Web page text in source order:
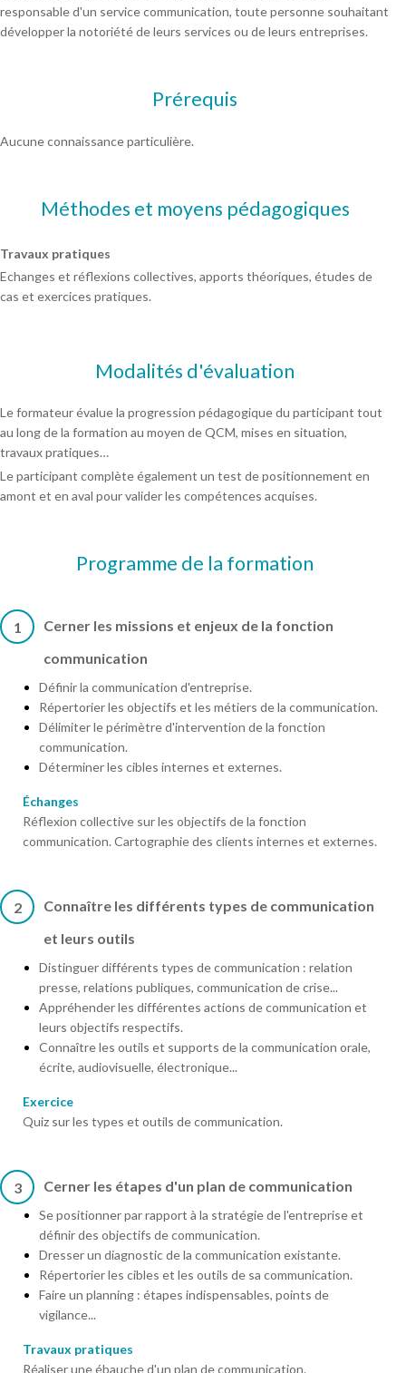
responsable d'un service communication, toute personne souhaitant
développer la notoriété de leurs services ou de leurs entreprises.
Prérequis
Aucune connaissance particulière.
Méthodes et moyens pédagogiques
Travaux pratiques
Echanges et réflexions collectives, apports théoriques, études de
cas et exercices pratiques.
Modalités d'évaluation
Le formateur évalue la progression pédagogique du participant tout
au long de la formation au moyen de QCM, mises en situation,
travaux pratiques…
Le participant complète également un test de positionnement en
amont et en aval pour valider les compétences acquises.
Programme de la formation
1
Cerner les missions et enjeux de la fonction
communication
Définir la communication d'entreprise.
Répertorier les objectifs et les métiers de la communication.
Délimiter le périmètre d'intervention de la fonction
communication.
Déterminer les cibles internes et externes.
Échanges
Réflexion collective sur les objectifs de la fonction
communication. Cartographie des clients internes et externes.
2
Connaître les différents types de communication
et leurs outils
Distinguer différents types de communication : relation
presse, relations publiques, communication de crise...
Appréhender les différentes actions de communication et
leurs objectifs respectifs.
Connaître les outils et supports de la communication orale,
écrite, audiovisuelle, électronique...
Exercice
Quiz sur les types et outils de communication.
3 Cerner les étapes d'un plan de communication
Se positionner par rapport à la stratégie de l'entreprise et
définir des objectifs de communication.
Dresser un diagnostic de la communication existante.
Répertorier les cibles et les outils de sa communication.
Faire un planning : étapes indispensables, points de
vigilance...
Travaux pratiques
Réaliser une ébauche d'un plan de communication.